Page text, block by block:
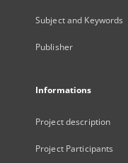
Subject and Keywords
Publisher
Informations
Project description
Project Participants